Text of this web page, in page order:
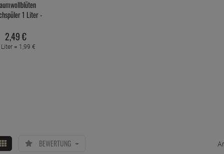
1 Liter -
Baumwolle
2,49€
Liter = 1,99 €
BEWERTUNG